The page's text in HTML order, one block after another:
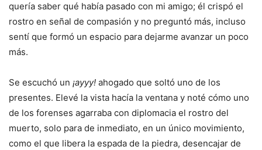
quería saber qué había pasado con mi amigo; él crispó el
rostro en señal de compasión y no preguntó más, incluso
sentí que formó un espacio para dejarme avanzar un poco
más.
Se escuchó un ¡ayyy! ahogado que soltó uno de los
presentes. Elevé la vista hacía la ventana y noté cómo uno
de los forenses agarraba con diplomacia el rostro del
muerto, solo para de inmediato, en un único movimiento,
como el que libera la espada de la piedra, desencajar de